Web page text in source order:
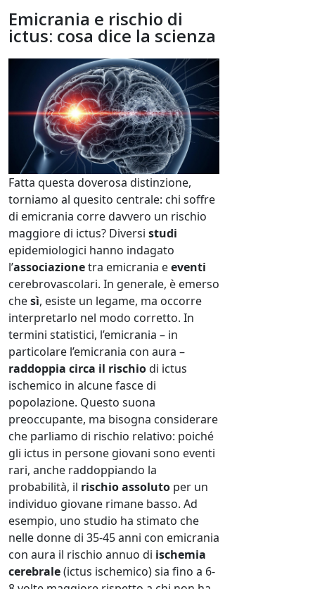
Emicrania e rischio di
ictus: cosa dice la scienza
Fatta questa doverosa distinzione,
torniamo al quesito centrale: chi soffre
di emicrania corre davvero un rischio
maggiore di ictus? Diversi studi
epidemiologici hanno indagato
l’associazionetra emicrania eeventi
cerebrovascolari. In generale, è emerso
chesì, esiste un legame, ma occorre
interpretarlo nel modo corretto. In
termini statistici, l’emicrania – in
particolare l’emicrania con aura –
raddoppia circa il rischiodi ictus
ischemico in alcune fasce di
popolazione. Questo suona
preoccupante, ma bisogna considerare
che parliamo di rischio relativo: poiché
gli ictus in persone giovani sono eventi
rari, anche raddoppiando la
probabilità, il rischio assoluto per un
individuo giovane rimane basso. Ad
esempio, uno studio ha stimato che
nelle donne di 35-45 anni con emicrania
con aura il rischio annuo di ischemia
cerebrale(ictus ischemico) sia fino a 6-